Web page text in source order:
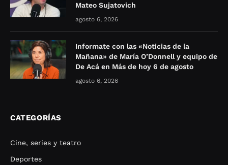
Mateo Sujatovich
agosto 6, 2026
Informate con las «Noticias de la
Mañana» de María O’Donnell y equipo de
De Acá en Más de hoy 6 de agosto
agosto 6, 2026
CATEGORÍAS
Cine, series y teatro
Deportes